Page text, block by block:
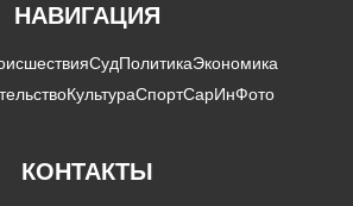
НАВИГАЦИЯ
СудПолитикаЭкономика
КультураСпортСарИнФото
КОНТАКТЫ